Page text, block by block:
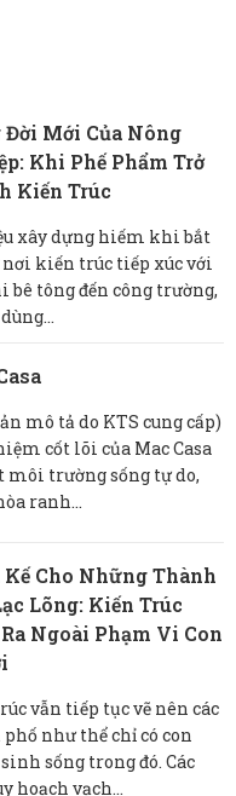
Đời Mới Của Nông
Khi Phế Phẩm Trở
Kiến Trúc
xây dựng hiếm khi bắt
nơi kiến ​​trúc tiếp xúc với
bê tông đến công trường,
mô tả do KTS cung cấp)
cốt lõi của Mac Casa
môi trường sống tự do,
ranh...
Cho Những Thành
Lõng: Kiến Trúc
Ngoài Phạm Vi Con
vẫn tiếp tục vẽ nên các
như thể chỉ có con
sống trong đó. Các
hoạch vạch...